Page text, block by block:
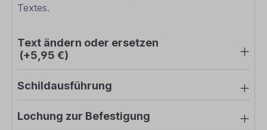
Textes.
Text ändern oder ersetzen
(+5,95 €)
Schildausführung
Lochung zur Befestigung